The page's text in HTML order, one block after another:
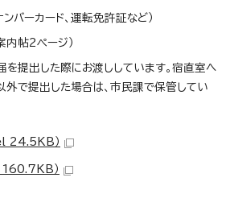
バーカード、運転免許証など）
内帖2ページ）
を提出した際にお渡ししています。宿直室へ
外で提出した場合は、市民課で保管してい
24.5KB）
160.7KB）